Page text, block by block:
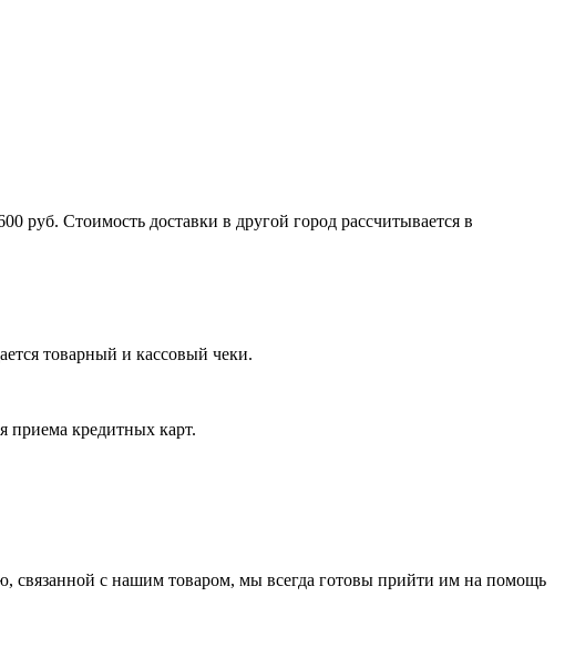
руб. Стоимость доставки в другой город рассчитывается в
товарный и кассовый чеки.
приема кредитных карт.
связанной с нашим товаром, мы всегда готовы прийти им на помощь